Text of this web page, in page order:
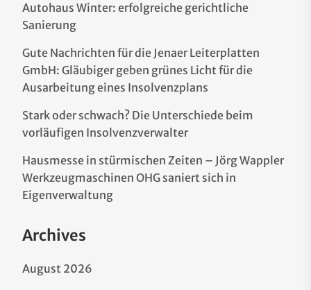
Autohaus Winter: erfolgreiche gerichtliche
Sanierung
Gute Nachrichten für die Jenaer Leiterplatten
GmbH: Gläubiger geben grünes Licht für die
Ausarbeitung eines Insolvenzplans
Stark oder schwach? Die Unterschiede beim
vorläufigen Insolvenzverwalter
Hausmesse in stürmischen Zeiten – Jörg Wappler
Werkzeugmaschinen OHG saniert sich in
Eigenverwaltung
Archives
August 2026